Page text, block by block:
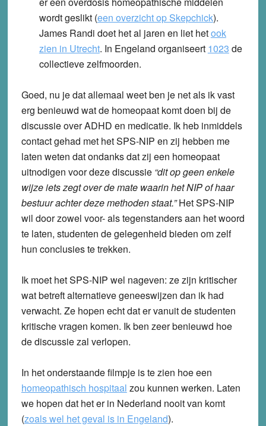
wordt geslikt (een overzicht op Skepchick).
James Randi doet het al jaren en liet hetook
zien in Utrecht. In Engeland organiseert 1023 de
collectieve zelfmoorden.
Goed, nu je dat allemaal weet ben je net als ik vast
erg benieuwd wat de homeopaat komt doen bij de
discussie over ADHD en medicatie. Ik heb inmiddels
contact gehad met het SPS-NIP en zij hebben me
laten weten dat ondanks dat zij een homeopaat
uitnodigen voor deze discussie “dit op geen enkele
wijze iets zegt over de mate waarin het NIP of haar
bestuur achter deze methoden staat.”Het SPS-NIP
wil door zowel voor- als tegenstanders aan het woord
te laten, studenten de gelegenheid bieden om zelf
hun conclusies te trekken.
Ik moet het SPS-NIP wel nageven: ze zijn kritischer
wat betreft alternatieve geneeswijzen dan ik had
verwacht. Ze hopen echt dat er vanuit de studenten
kritische vragen komen. Ik ben zeer benieuwd hoe
de discussie zal verlopen.
In het onderstaande filmpje is te zien hoe een
homeopathisch hospitaal zou kunnen werken. Laten
we hopen dat het er in Nederland nooit van komt
(zoals wel het geval is in Engeland).